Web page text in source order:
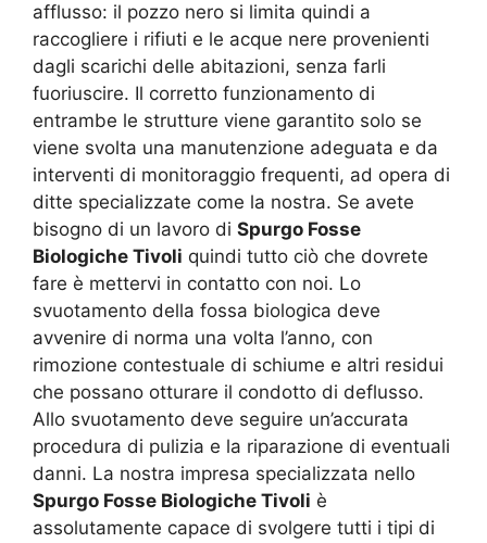
afflusso: il pozzo nero si limita quindi a
raccogliere i rifiuti e le acque nere provenienti
dagli scarichi delle abitazioni, senza farli
fuoriuscire. Il corretto funzionamento di
entrambe le strutture viene garantito solo se
viene svolta una manutenzione adeguata e da
interventi di monitoraggio frequenti, ad opera di
ditte specializzate come la nostra. Se avete
bisogno di un lavoro di Spurgo Fosse
Biologiche Tivoli quindi tutto ciò che dovrete
fare è mettervi in contatto con noi. Lo
svuotamento della fossa biologica deve
avvenire di norma una volta l’anno, con
rimozione contestuale di schiume e altri residui
che possano otturare il condotto di deflusso.
Allo svuotamento deve seguire un’accurata
procedura di pulizia e la riparazione di eventuali
danni. La nostra impresa specializzata nello
Spurgo Fosse Biologiche Tivoli è
assolutamente capace di svolgere tutti i tipi di